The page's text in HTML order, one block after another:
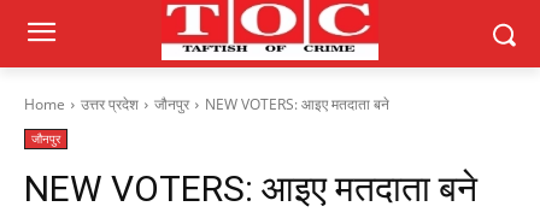
Home उत्तर प्रदेश जौनपुर NEW VOTERS: आइए मतदाता बने
जौनपुर
NEW VOTERS: आइए मतदाता बने